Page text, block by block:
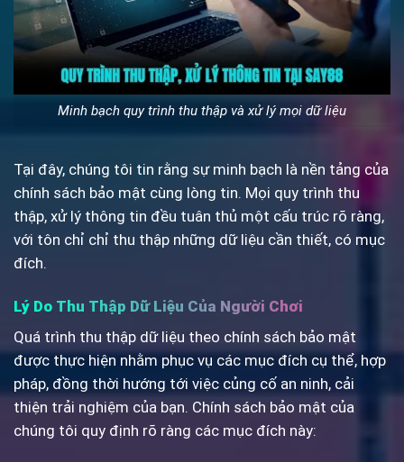
Minh bạch quy trình thu thập và xử lý mọi dữ liệu
Tại đây, chúng tôi tin rằng sự minh bạch là nền tảng của
chính sách bảo mật cùng lòng tin. Mọi quy trình thu
thập, xử lý thông tin đều tuân thủ một cấu trúc rõ ràng,
với tôn chỉ chỉ thu thập những dữ liệu cần thiết, có mục
đích.
Lý Do Thu Thập Dữ Liệu Của Người Chơi
Quá trình thu thập dữ liệu theo chính sách bảo mật
được thực hiện nhằm phục vụ các mục đích cụ thể, hợp
pháp, đồng thời hướng tới việc củng cố an ninh, cải
thiện trải nghiệm của bạn. Chính sách bảo mật của
chúng tôi quy định rõ ràng các mục đích này: